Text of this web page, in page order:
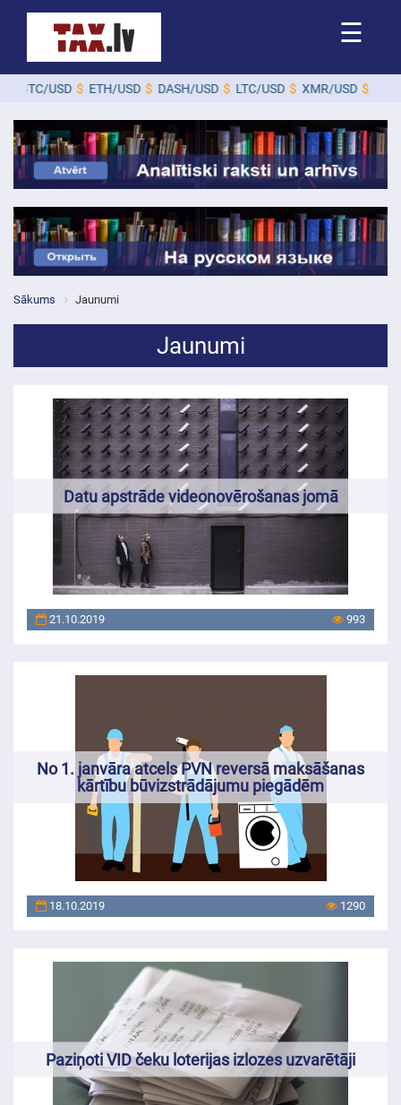
☰
ETH/USD $ DASH/USD$ LTC/USD $ XMR/USD$ ZEC/USD
Sākums Jaunumi
Jaunumi
Datu apstrāde videonovērošanas jomā
21.10.2019 993
No 1. janvāra atcels PVN reversā maksāšanas
kārtību būvizstrādājumu piegādēm
18.10.2019 1290
Paziņoti VID čeku loterijas izlozes uzvarētāji